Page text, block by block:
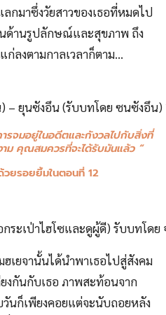
ลกมาซึ่งวัยสาวของเธอที่หมดไป
ด้านรูปลักษณ์และสุขภาพ ถึง
ก่ลงตามกาลเวลาก็ตาม…
– ยุนซังอึน (รับบทโดย ซนซังอึน)
รจมอยู่ในอดีตและกังวลไปกับสิ่งที่
ม คุณสมควรที่จะได้รับมันแล้ว “
วยรอยยิ้มในตอนที่ 12
ะเป่าไฮโซและดูผู้ดี) รับบทโดย
เยจานั้นได้นำพาเธอไปสู่สังคม
งกันกับเธอ ภาพสะท้อนจาก
นก็เพียงคอยแต่จะนับถอยหลัง